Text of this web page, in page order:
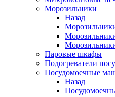
Морозильники
Назад
Паровые шкафы
Подогреватели
Посудомоечные
Назад